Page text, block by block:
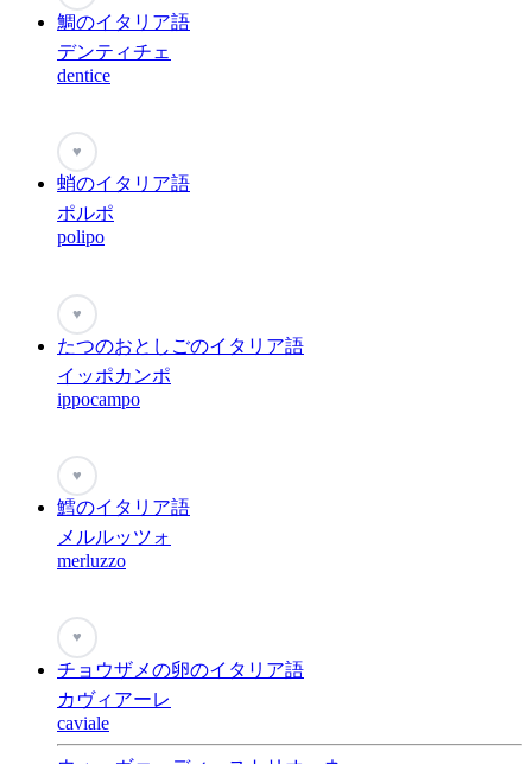
鯛のイタリア語
デンティチェ
dentice
♥
蛸のイタリア語
ポルポ
polipo
♥
たつのおとしごのイタリア語
イッポカンポ
ippocampo
♥
鱈のイタリア語
メルルッツォ
merluzzo
♥
チョウザメの卵のイタリア語
カヴィアーレ
caviale